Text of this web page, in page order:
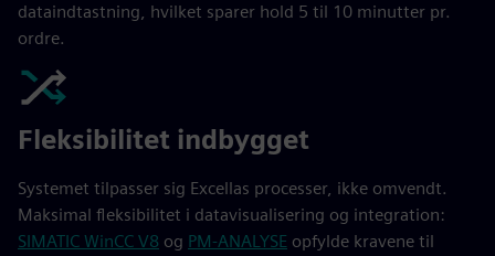
dataindtastning, hvilket sparer hold 5 til 10 minutter pr.
ordre.
Fleksibilitet indbygget
Systemet tilpasser sig Excellas processer, ikke omvendt.
Maksimal fleksibilitet i datavisualisering og integration:
SIMATIC WinCC V8 og PM-ANALYSE opfylde kravene til